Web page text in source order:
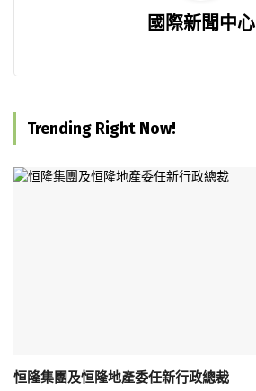
國際新聞中心
Trending Right Now!
恒隆集團及恒隆地產委任新行政總裁